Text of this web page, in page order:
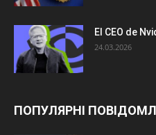
El CEO de
24.03.2026
ПОПУЛЯРНІ